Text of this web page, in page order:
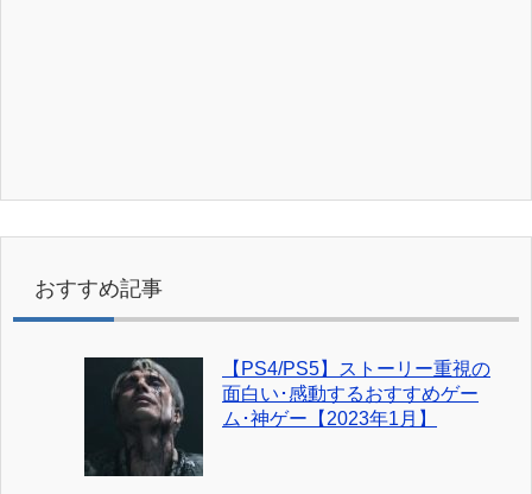
おすすめ記事
【PS4/PS5】ストーリー重視の
面白い･感動するおすすめゲー
ム･神ゲー【2023年1月】